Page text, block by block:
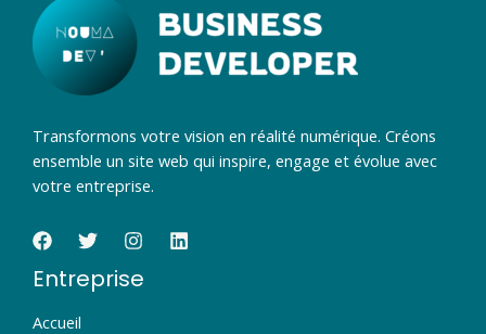
Transformons votre vision en réalité numérique. Créons
ensemble un site web qui inspire, engage et évolue avec
votre entreprise.
Entreprise
Accueil